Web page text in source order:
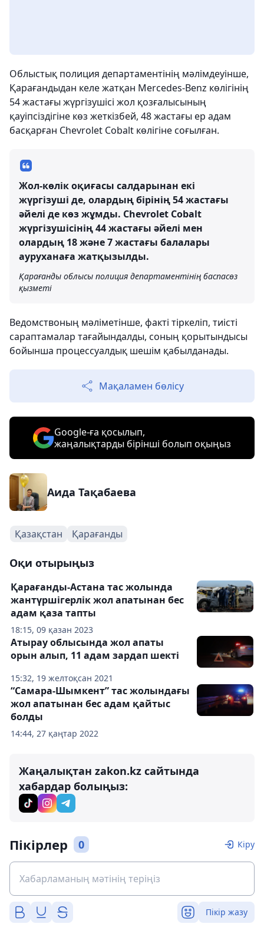
Облыстық полиция департаментінің мәлімдеуінше,
Қарағандыдан келе жатқан Mercedes-Benz көлігінің
54 жастағы жүргізушісі жол қозғалысының
қауіпсіздігіне көз жеткізбей, 48 жастағы ер адам
басқарған Chevrolet Cobalt көлігіне соғылған.
Жол-көлік оқиғасы салдарынан екі
жүргізуші де, олардың бірінің 54 жастағы
әйелі де көз жұмды. Chevrolet Cobalt
жүргізушісінің 44 жастағы әйелі мен
олардың 18 және 7 жастағы балалары
ауруханаға жатқызылды.
Қарағанды ​​облысы полиция департаментінің баспасөз
қызметі
Ведомствоның мәліметінше, факті тіркеліп, тиісті
сараптамалар тағайындалды, соның қорытындысы
бойынша процессуалдық шешім қабылданады.
Мақаламен бөлісу
Google-ға қосылып,
жаңалықтарды бірінші болып оқыңыз
Аида Тақабаева
Қазақстан Қарағанды
Оқи отырыңыз
18:15, 09 қазан 2023
Қарағанды-Астана тас жолында
жантүршігерлік жол апатынан бес
адам қаза тапты
15:32, 19 желтоқсан 2021
Атырау облысында жол апаты
орын алып, 11 адам зардап шекті
14:44, 27 қаңтар 2022
“Самара-Шымкент” тас жолындағы
жол апатынан бес адам қайтыс
болды
Жаңалықтан zakon.kz сайтында
хабардар болыңыз:
Пікірлер 0 Кіру
Пікір жазу